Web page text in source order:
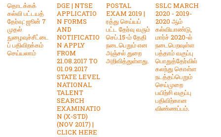
தொடக்கக்
கல்வி பட்டயத்
தேர்வு: ஜூன் 7
முதல்
நுழைவுச்சீட்டை
ப் பதிவிறக்கம்
செய்யலாம்
DGE | NTSE
APPLICATIO
N FORMS
AND
NOTIFICATIO
N APPLY
FROM
21.08.2017 TO
01.09.2017
STATE LEVEL
NATIONAL
TALENT
SEARCH
EXAMINATIO
N (X-STD)
(NOV 2017) |
CLICK HERE
POSTAL
EXAM 2019 |
ரத்து செய்யப்
பட்ட தேர்வு வரும்
செப்.15-ம் தேதி
நடைபெறும் என
அஞ்சல் துறை
அறிவித்துள்ளது.
SSLC MARCH
2020 - 2019-
2020 ஆம்
கல்வியாண்டு,
மார்ச் 2020-ல்
நடைபெறவுள்ள
பத்தாம் வகுப்பு
பொதுத்தேர்வில்
கலந்து கொள்ள
நடத்தப்பெறும்
செய்முறை
பயிற்சி வகுப்பு
பதிவிற்கான
விண்ணப்பம்.